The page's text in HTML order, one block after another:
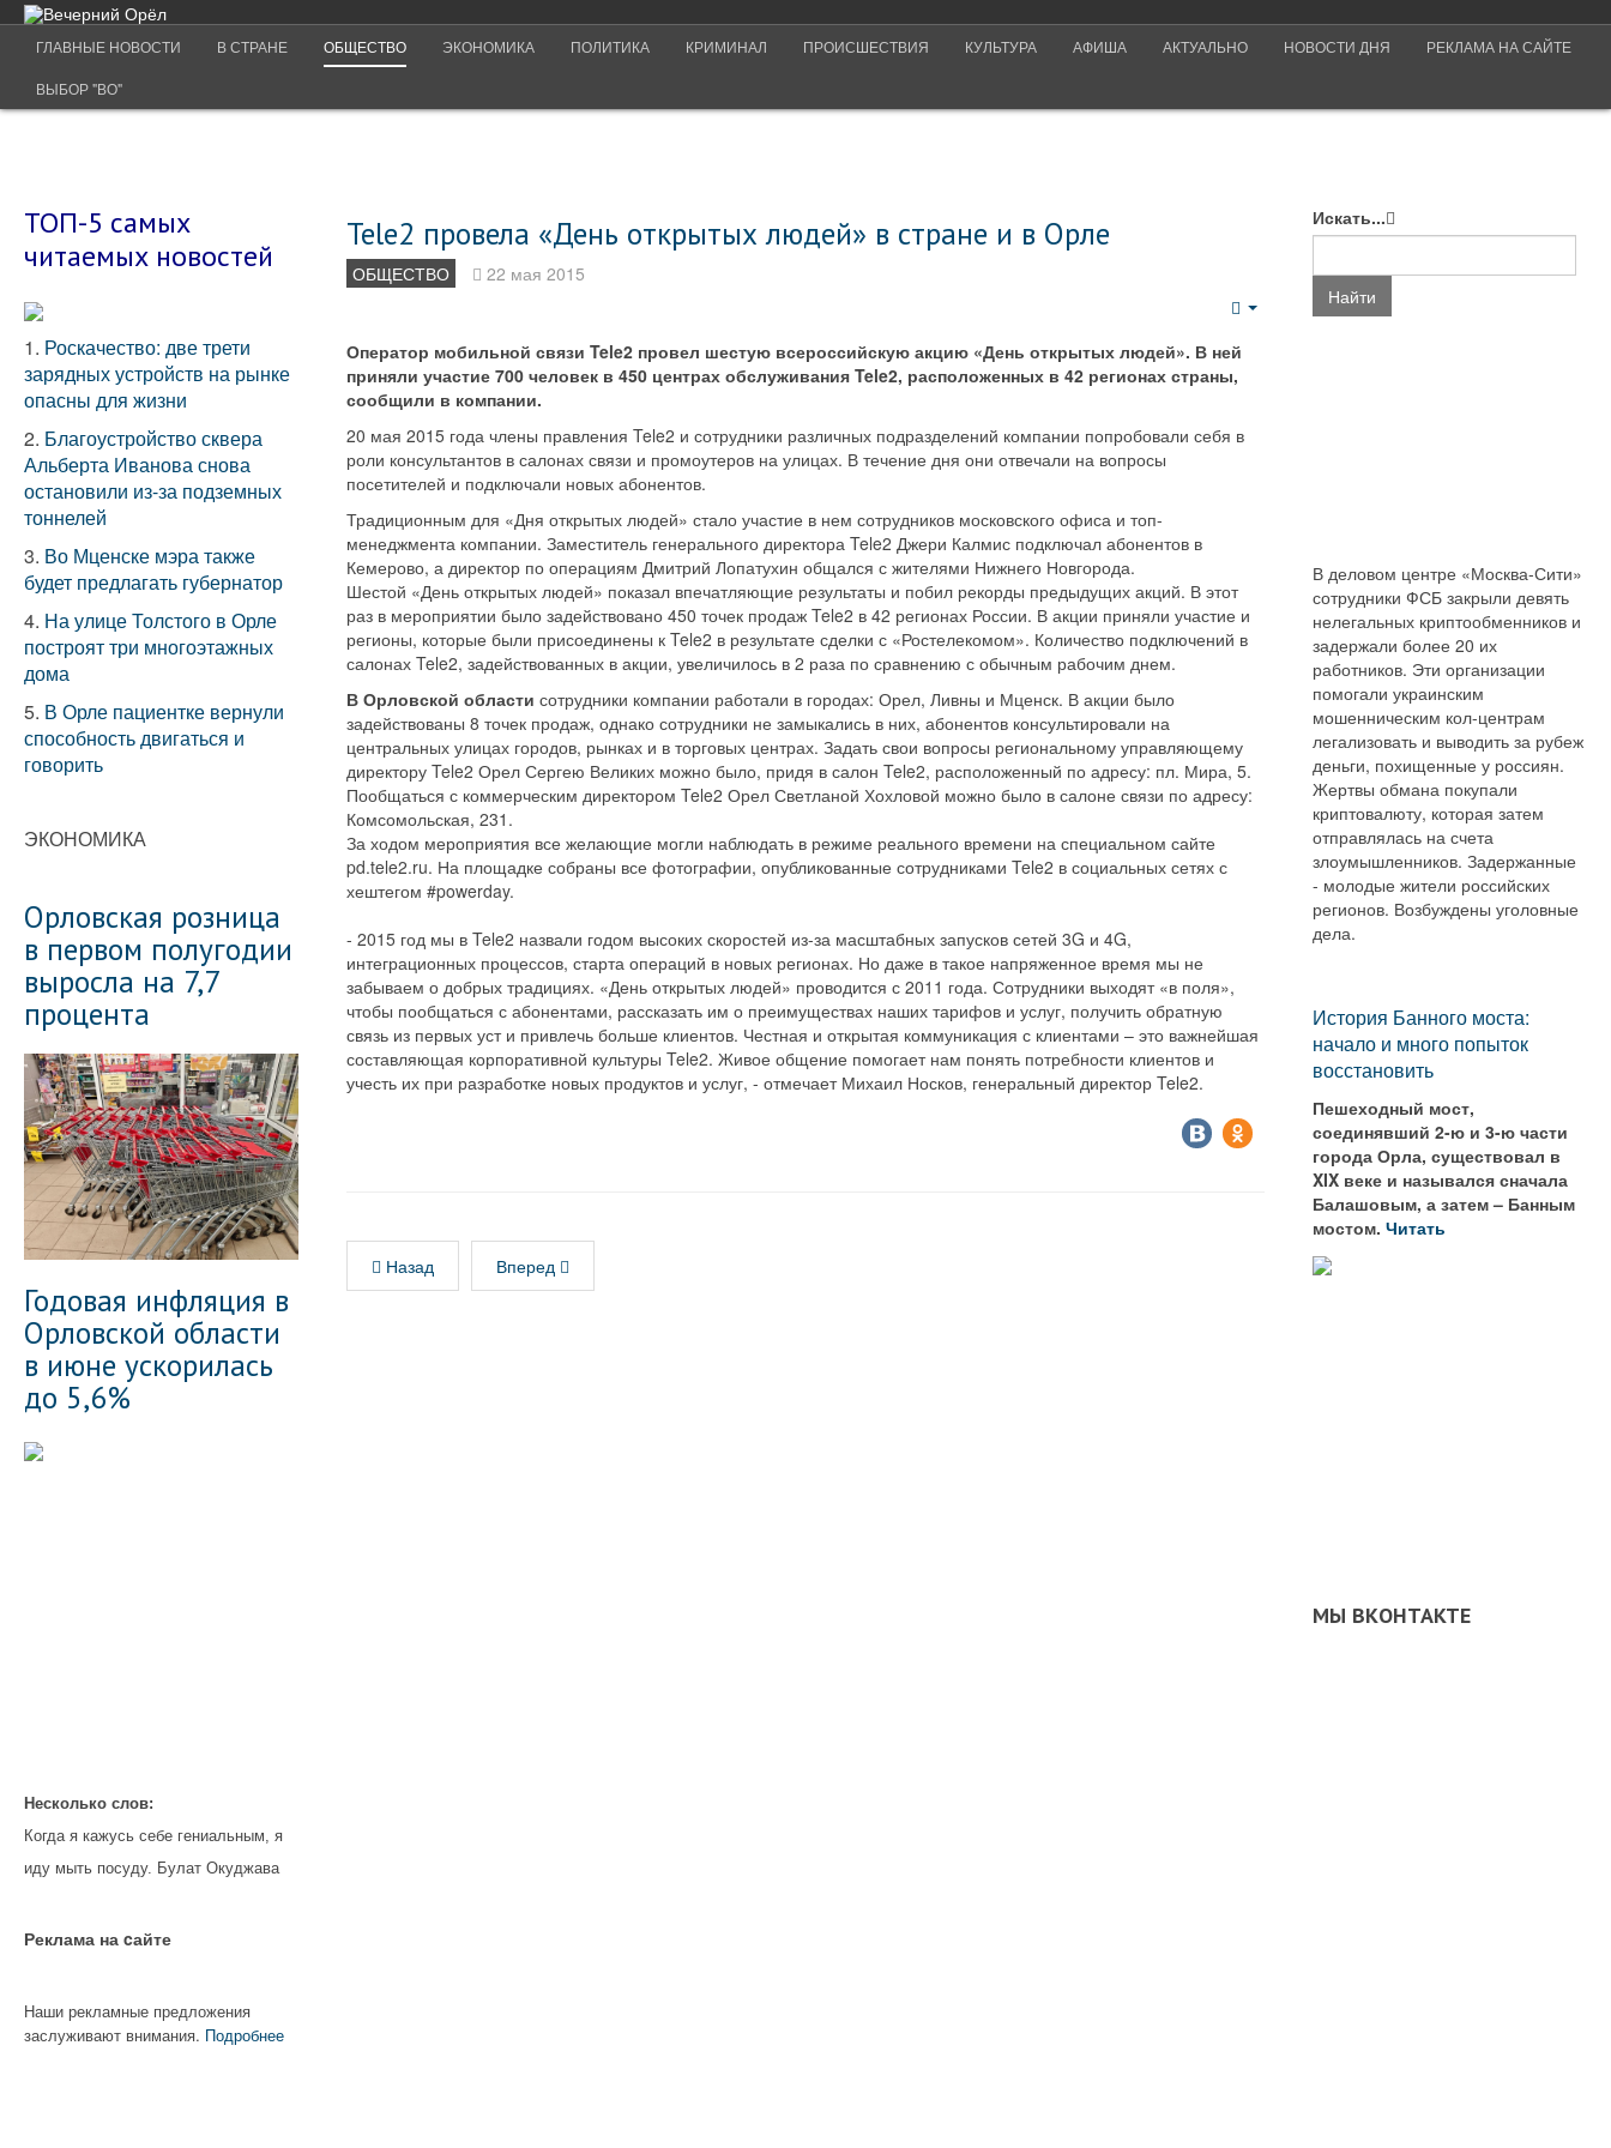
ГЛАВНЫЕ НОВОСТИ В СТРАНЕ ОБЩЕСТВО ЭКОНОМИКА ПОЛИТИКА КРИМИНАЛ ПРОИСШЕСТВИЯ КУЛЬТУРА АФИША АКТУАЛЬНО НОВОСТИ ДНЯ РЕКЛАМА НА САЙТЕ
ВЫБОР "ВО"
Tele2 провела «День открытых людей» в стране и в Орле
ОБЩЕСТВО 22 мая 2015
Оператор мобильной связи Tele2 провел шестую всероссийскую акцию «День открытых людей». В ней
приняли участие 700 человек в 450 центрах обслуживания Tele2, расположенных в 42 регионах страны,
сообщили в компании.
20 мая 2015 года члены правления Tele2 и сотрудники различных подразделений компании попробовали себя в
роли консультантов в салонах связи и промоутеров на улицах. В течение дня они отвечали на вопросы
посетителей и подключали новых абонентов.
Традиционным для «Дня открытых людей» стало участие в нем сотрудников московского офиса и топ-
менеджмента компании. Заместитель генерального директора Tele2 Джери Калмис подключал абонентов в
Кемерово, а директор по операциям Дмитрий Лопатухин общался с жителями Нижнего Новгорода.
Шестой «День открытых людей» показал впечатляющие результаты и побил рекорды предыдущих акций. В этот
раз в мероприятии было задействовано 450 точек продаж Tele2 в 42 регионах России. В акции приняли участие и
регионы, которые были присоединены к Tele2 в результате сделки с «Ростелекомом». Количество подключений в
салонах Tele2, задействованных в акции, увеличилось в 2 раза по сравнению с обычным рабочим днем.
В Орловской области сотрудники компании работали в городах: Орел, Ливны и Мценск. В акции было
задействованы 8 точек продаж, однако сотрудники не замыкались в них, абонентов консультировали на
центральных улицах городов, рынках и в торговых центрах. Задать свои вопросы региональному управляющему
директору Tele2 Орел Сергею Великих можно было, придя в салон Tele2, расположенный по адресу: пл. Мира, 5.
Пообщаться с коммерческим директором Tele2 Орел Светланой Хохловой можно было в салоне связи по адресу:
Комсомольская, 231.
За ходом мероприятия все желающие могли наблюдать в режиме реального времени на специальном сайте
pd.tele2.ru. На площадке собраны все фотографии, опубликованные сотрудниками Tele2 в социальных сетях с
хештегом #powerday.
- 2015 год мы в Tele2 назвали годом высоких скоростей из-за масштабных запусков сетей 3G и 4G,
интеграционных процессов, старта операций в новых регионах. Но даже в такое напряженное время мы не
забываем о добрых традициях. «День открытых людей» проводится с 2011 года. Сотрудники выходят «в поля»,
чтобы пообщаться с абонентами, рассказать им о преимуществах наших тарифов и услуг, получить обратную
связь из первых уст и привлечь больше клиентов. Честная и открытая коммуникация с клиентами – это важнейшая
составляющая корпоративной культуры Tele2. Живое общение помогает нам понять потребности клиентов и
учесть их при разработке новых продуктов и услуг, - отмечает Михаил Носков, генеральный директор Tele2.
Назад Вперед
ТОП-5 самых
читаемых новостей
1. Роскачество: две трети
зарядных устройств на рынке
опасны для жизни
2. Благоустройство сквера
Альберта Иванова снова
остановили из-за подземных
тоннелей
3. Во Мценске мэра также
будет предлагать губернатор
4. На улице Толстого в Орле
построят три многоэтажных
дома
5. В Орле пациентке вернули
способность двигаться и
говорить
ЭКОНОМИКА
Орловская розница
в первом полугодии
выросла на 7,7
процента
Годовая инфляция в
Орловской области
в июне ускорилась
до 5,6%
Несколько слов:
Когда я кажусь себе гениальным, я
иду мыть посуду. Булат Окуджава
Реклама на cайте
Наши рекламные предложения
заслуживают внимания. Подробнее
Искать...
Найти
В деловом центре «Москва-Сити»
сотрудники ФСБ закрыли девять
нелегальных криптообменников и
задержали более 20 их
работников. Эти организации
помогали украинским
мошенническим кол-центрам
легализовать и выводить за рубеж
деньги, похищенные у россиян.
Жертвы обмана покупали
криптовалюту, которая затем
отправлялась на счета
злоумышленников. Задержанные
- молодые жители российских
регионов. Возбуждены уголовные
дела.
История Банного моста:
начало и много попыток
восстановить
Пешеходный мост,
соединявший 2-ю и 3-ю части
города Орла, существовал в
XIX веке и назывался сначала
Балашовым, а затем – Банным
мостом.Читать
МЫ ВКОНТАКТЕ